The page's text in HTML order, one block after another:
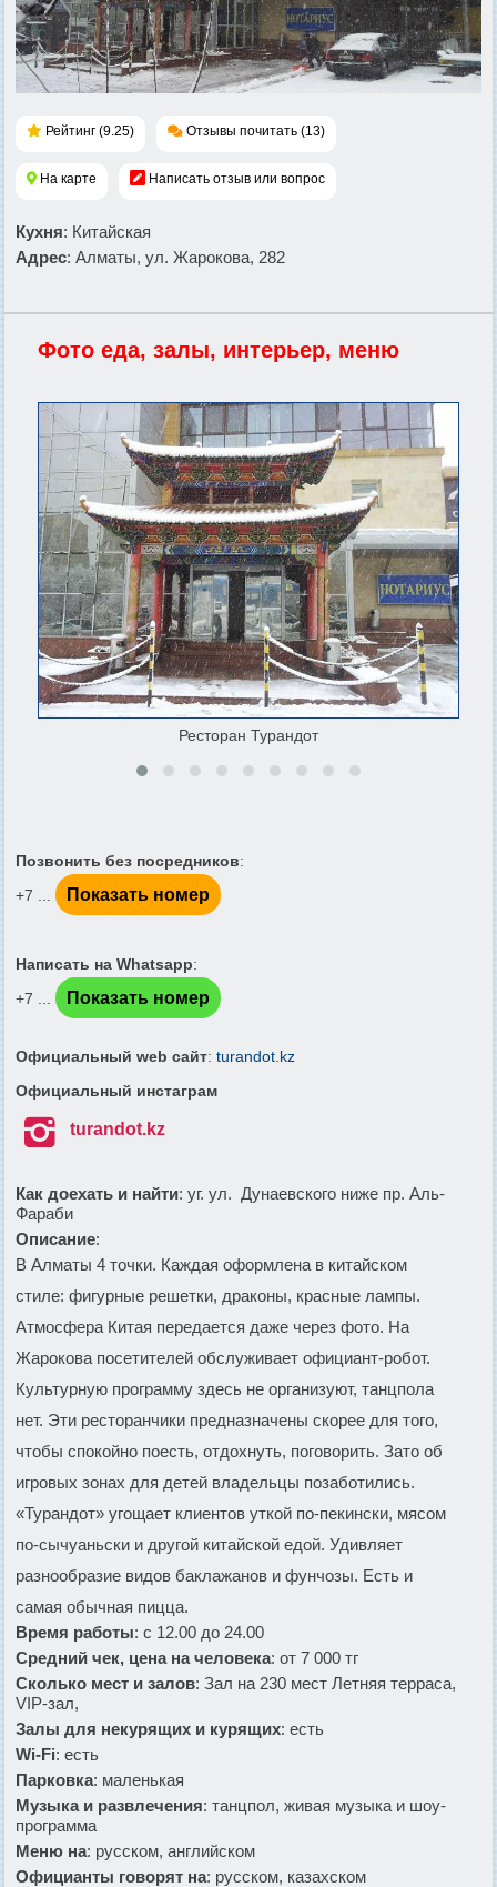
Рейтинг (9.25) Отзывы почитать (13)
На карте Написать отзыв или вопрос
Кухня: Китайская
Адрес: Алматы, ул. Жарокова, 282
Фото еда, залы, интерьер, меню
Ресторан Турандот
Позвонить без посредников:
+7 ...
Показать номер
Написать на Whatsapp:
+7 ...
Показать номер
Официальный web сайт: turandot.kz
Официальный инстаграм
 turandot.kz
Как доехать и найти: уг. ул. Дунаевского ниже пр. Аль-
Фараби
Описание:
В Алматы 4 точки. Каждая оформлена в китайском
стиле: фигурные решетки, драконы, красные лампы.
Атмосфера Китая передается даже через фото. На
Жарокова посетителей обслуживает официант-робот.
Культурную программу здесь не организуют, танцпола
нет. Эти ресторанчики предназначены скорее для того,
чтобы спокойно поесть, отдохнуть, поговорить. Зато об
игровых зонах для детей владельцы позаботились.
«Турандот» угощает клиентов уткой по-пекински, мясом
по-сычуаньски и другой китайской едой. Удивляет
разнообразие видов баклажанов и фунчозы. Есть и
самая обычная пицца.
Время работы: с 12.00 до 24.00
Средний чек, цена на человека: от 7 000 тг
Сколько мест и залов: Зал на 230 мест Летняя терраса,
VIP-зал,
Залы для некурящих и курящих: есть
Wi-Fi: есть
Парковка: маленькая
Музыка и развлечения: танцпол, живая музыка и шоу-
программа
Меню на: русском, английском
Официанты говорят на: русском, казахском